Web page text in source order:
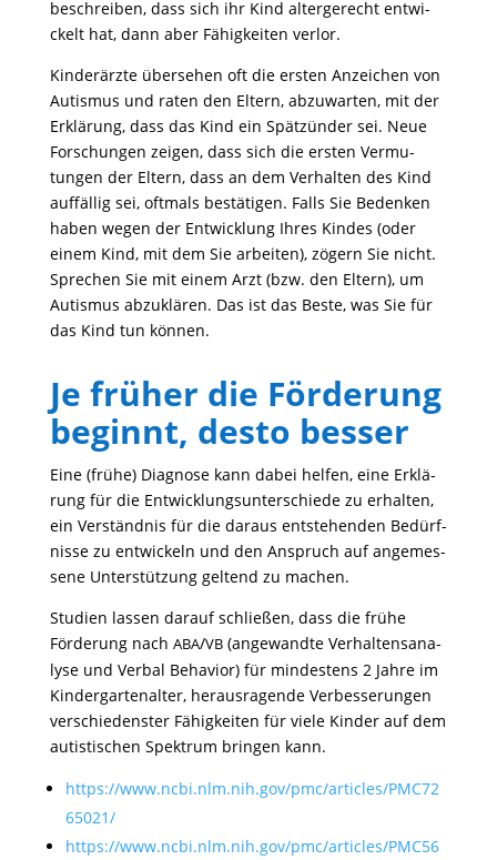
beschreiben, dass sich ihr Kind alter­ge­recht entwi­
ckelt hat, dann aber Fähig­keiten verlor.
Kinder­ärzte über­sehen oft die ersten Anzei­chen von
Autismus und raten den Eltern, abzu­warten, mit der
Erklä­rung, dass das Kind ein Spät­zünder sei. Neue
Forschungen zeigen, dass sich die ersten Vermu­
tungen der Eltern, dass an dem Verhalten des Kind
auffällig sei, oftmals bestä­tigen. Falls Sie Bedenken
haben wegen der Entwick­lung Ihres Kindes (oder
einem Kind, mit dem Sie arbeiten), zögern Sie nicht.
Spre­chen Sie mit einem Arzt (bzw. den Eltern), um
Autismus abzu­klären. Das ist das Beste, was Sie für
das Kind tun können.
Je früher die Förderung
beginnt, desto besser
Eine (frühe) Diagnose kann dabei helfen, eine Erklä­
rung für die Entwick­lungs­un­ter­schiede zu erhalten,
ein Verständnis für die daraus entste­henden Bedürf­
nisse zu entwi­ckeln und den Anspruch auf ange­mes­
sene Unter­stüt­zung geltend zu machen.
Studien lassen darauf schließen, dass die frühe
Förde­rung nach ABA/VB(ange­wandte Verhal­tens­ana­
lyse und Verbal Beha­vior) für mindes­tens 2 Jahre im
Kinder­gar­ten­alter, heraus­ra­gende Verbes­se­rungen
verschie­denster Fähig­keiten für viele Kinder auf dem
autis­ti­schen Spek­trum bringen kann.
https://​www​.ncbi​.nlm​.nih​.gov/​p​m​c​/​a​r​t​i​c​l​e​s​/​P​M​C​7​2​
6​5​0​21/
https://​www​.ncbi​.nlm​.nih​.gov/​p​m​c​/​a​r​t​i​c​l​e​s​/​P​M​C​5​6​